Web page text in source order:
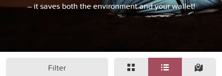
– it saves both the environment and your wallet!
Filter